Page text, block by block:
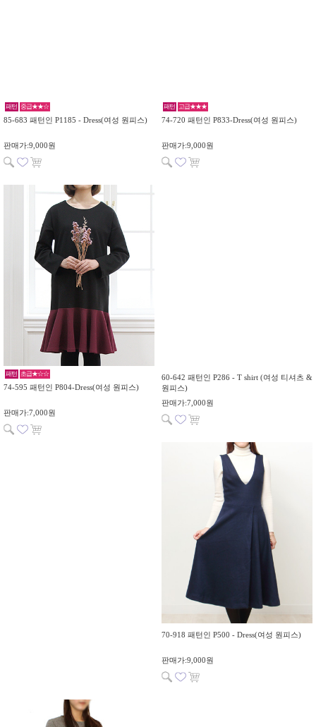
패턴 중급★★☆
85-683 패턴인 P1185 - Dress(여성 원피스)
판매가:9,000원
패턴 고급★★★
74-720 패턴인 P833-Dress(여성 원피스)
판매가:9,000원
패턴 초급★☆☆
74-595 패턴인 P804-Dress(여성 원피스)
판매가:7,000원
60-642 패턴인 P286 - T shirt (여성 티셔츠 &
원피스)
판매가:7,000원
70-918 패턴인 P500 - Dress(여성 원피스)
판매가:9,000원